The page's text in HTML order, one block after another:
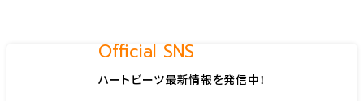
Official SNS
ハートビーツ最新情報を発信中！